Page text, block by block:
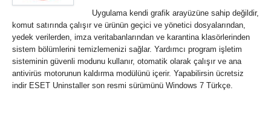
Uygulama kendi grafik arayüzüne sahip değildir,
komut satırında çalışır ve ürünün geçici ve yönetici dosyalarından,
yedek verilerden, imza veritabanlarından ve karantina klasörlerinden
sistem bölümlerini temizlemenizi sağlar. Yardımcı program işletim
sisteminin güvenli modunu kullanır, otomatik olarak çalışır ve ana
antivirüs motorunun kaldırma modülünü içerir. Yapabilirsin ücretsiz
indir ESET Uninstaller son resmi sürümünü Windows 7 Türkçe.